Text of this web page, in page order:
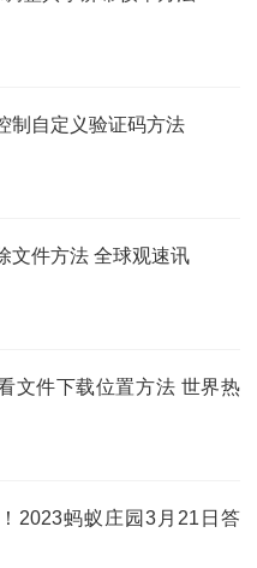
制自定义验证码方法
文件方法 全球观速讯
文件下载位置方法 世界热
2023蚂蚁庄园3月21日答